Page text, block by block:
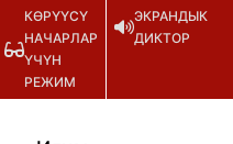
КӨРҮҮСҮ
НАЧАРЛАР
ҮЧҮН
РЕЖИМ
ЭКРАНДЫК
ДИКТОР